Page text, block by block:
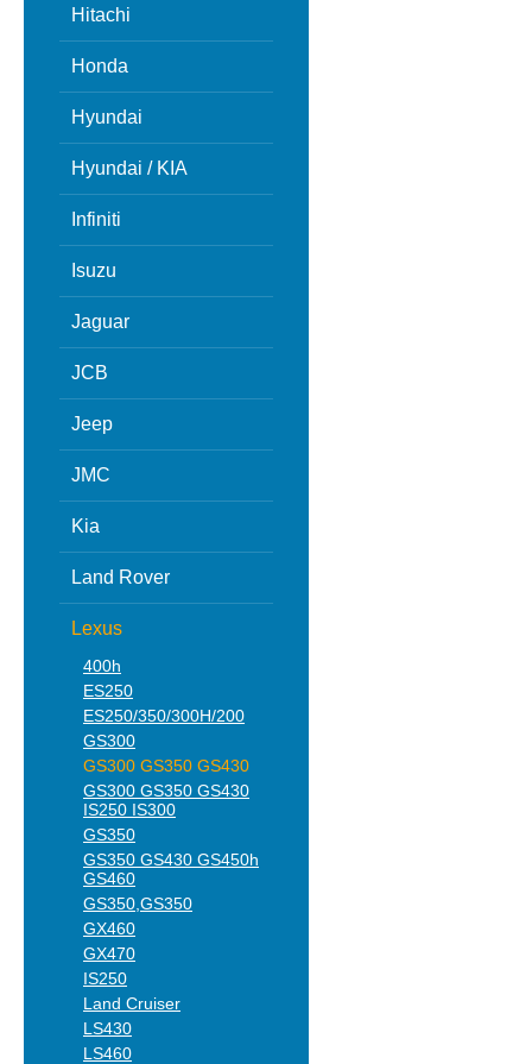
Hitachi
Honda
Hyundai
Hyundai / KIA
Infiniti
Isuzu
Jaguar
JCB
Jeep
JMC
Kia
Land Rover
Lexus
400h
ES250
ES250/350/300H/200
GS300
GS300 GS350 GS430
GS300 GS350 GS430
IS250 IS300
GS350
GS350 GS430 GS450h
GS460
GS350,GS350
GX460
GX470
IS250
Land Cruiser
LS430
LS460